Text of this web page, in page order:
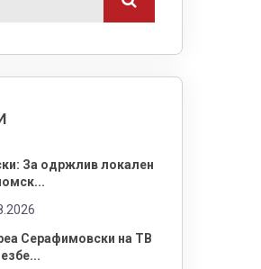
За одржлив локален
Серафимовски на ТВ